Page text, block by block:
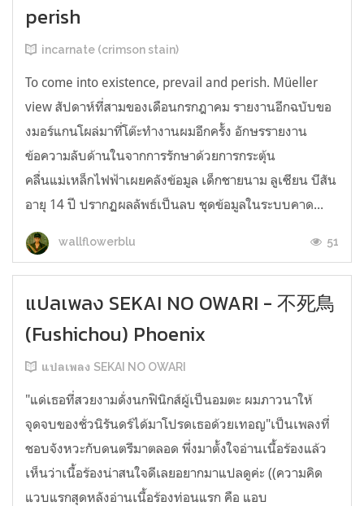
perish
incarnate (crimson stain)
To come into existence, prevail and perish. Müeller
view สัปดาห์ที่สามของเดือนกรกฎาคม รายงานอีกฉบับขอ
งมอร์แกนโผล่มาที่โต๊ะทำงานผมอีกครั้ง อักษรรายงาน
ข้อความลับด้านในจากการรักษาด้วยการกระตุ้น
คลื่นแม่เหล็กไฟฟ้าเผยคลังข้อมูล เด็กชายนาม ลูเซียน บีสัน
อายุ 14 ปี ปรากฏผลลัพธ์เป็นลบ ชุดข้อมูลในระบบคาด...
wallflowerblu 51
แปลเพลง SEKAI NO OWARI - 不死鳥
(Fushichou) Phoenix
แปลเพลง SEKAI NO OWARI
"แด่เธอที่สวยงามดั่งนกฟินิกส์ผู้เป็นอมตะ ผมภาวนาให้
จุดจบของชั่วนิรันดร์ได้มาโปรดเธอด้วยเทอญ"เป็นเพลงที่
ชอบจังหวะกับดนตรีมาตลอด พึ่งมาตั้งใจอ่านเนื้อร้องแล้ว
เห็นว่าเนื้อร้องน่าสนใจดีเลยอยากมาแปลดูค่ะ ((ความคิด
แวบแรกสุดหลังอ่านเนื้อร้องท่อนแรก คือ แอบ